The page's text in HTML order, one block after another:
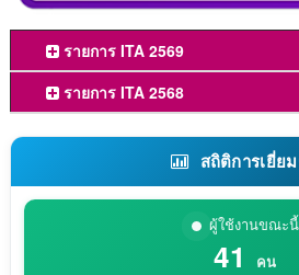
รายการ ITA 2569
รายการ ITA 2568
สถิติการเยี่ย
ผู้ใช้งานขณะนี้
41 คน